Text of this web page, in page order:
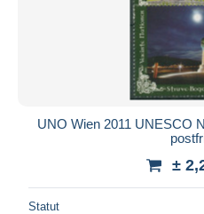
UNO Wien 2011 UNESCO
±
Statut